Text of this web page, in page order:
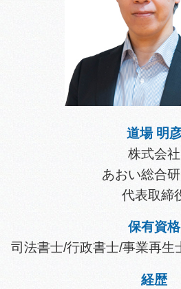
道場 明
株式会社
あおい総合
代表取締
保有資格
司法書士/行政書士/事業再生
経歴